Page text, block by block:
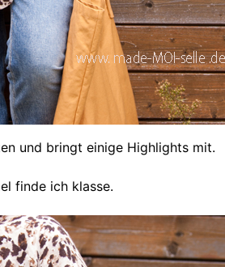
und bringt einige Highlights mit.
finde ich klasse.